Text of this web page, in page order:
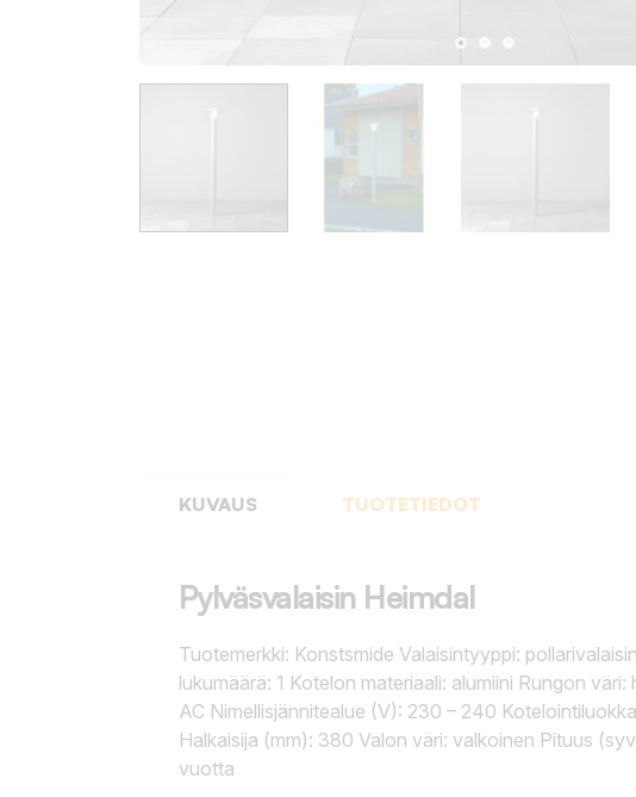
KUVAUS TUOTETIEDOT
Pylväsvalaisin Heimdal
Tuotemerkki: Konstsmide Valaisintyyppi:
lukumäärä: 1 Kotelon materiaali: alumiini Rungon
AC Nimellisjännitealue (V): 230 – 240
Halkaisija (mm): 380 Valon väri: valkoinen Pituus
vuotta